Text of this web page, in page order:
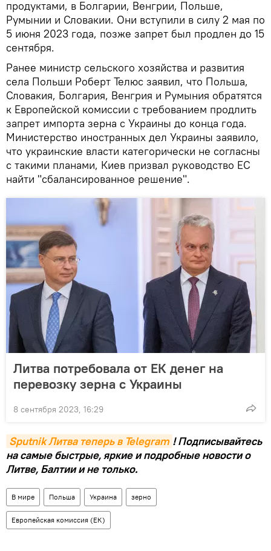
продуктами, в Болгарии, Венгрии, Польше,
Румынии и Словакии. Они вступили в силу 2 мая по
5 июня 2023 года, позже запрет был продлен до 15
сентября.
Ранее министр сельского хозяйства и развития
села Польши Роберт Телюс заявил, что Польша,
Словакия, Болгария, Венгрия и Румыния обратятся
к Европейской комиссии с требованием продлить
запрет импорта зерна с Украины до конца года.
Министерство иностранных дел Украины заявило,
что украинские власти категорически не согласны
с такими планами, Киев призвал руководство ЕС
найти "сбалансированное решение".
Литва потребовала от ЕК денег на
перевозку зерна с Украины
8 сентября 2023, 16:29
Sputnik Литва теперь в Telegram ! Подписывайтесь
на самые быстрые, яркие и подробные новости о
Литве, Балтии и не только.
В мире Польша Украина зерно
Европейская комиссия (ЕК)